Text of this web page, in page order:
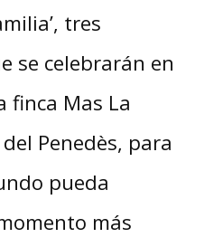
tres
se celebrarán en
finca Mas La
Penedès, para
pueda
más